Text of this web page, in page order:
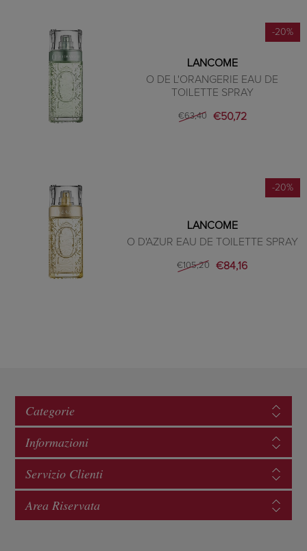
-20%
LANCOME
O DE L'ORANGERIE EAU DE
TOILETTE SPRAY
€63,40 €50,72
-20%
LANCOME
O D'AZUR EAU DE TOILETTE SPRAY
€105,20 €84,16
Categorie
Informazioni
Servizio Clienti
Area Riservata